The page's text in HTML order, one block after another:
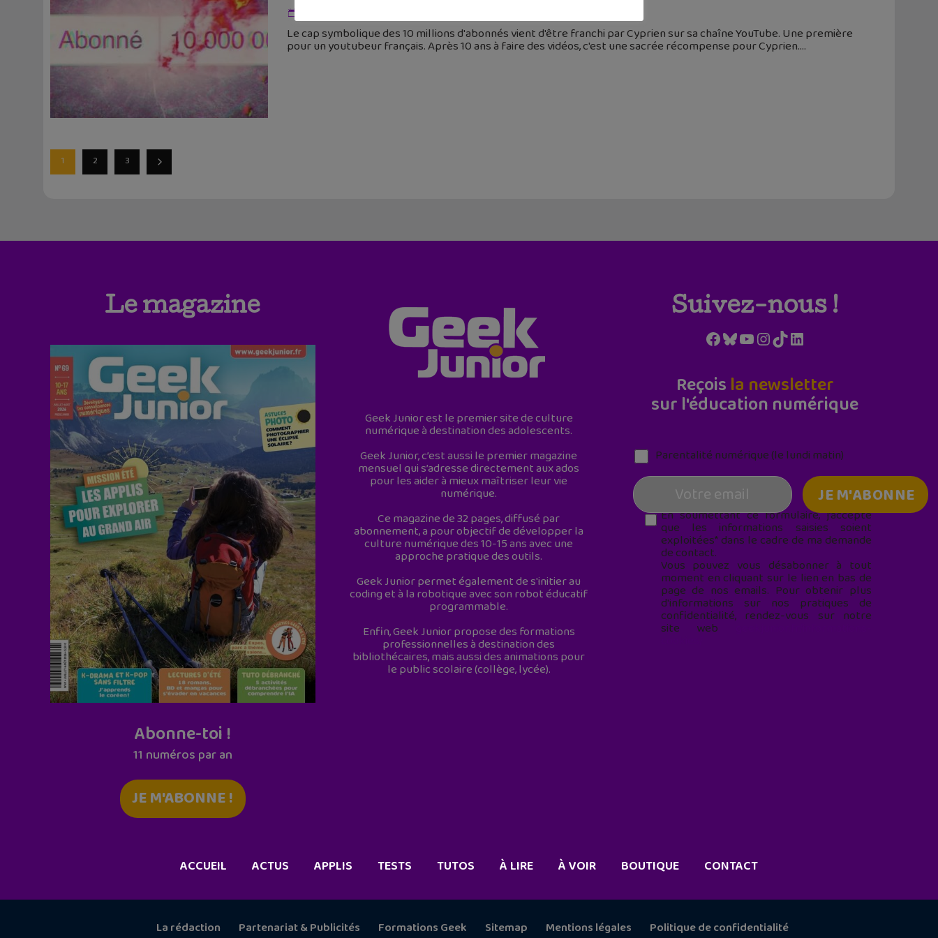
Le cap symbolique des 10 millions d'abonnés vient d'être franchi par Cyprien sur sa chaîne YouTube. Une première
pour un youtubeur français. Après 10 ans à faire des vidéos, c'est une sacrée récompense pour Cyprien.
1 2 3
Le magazine
Abonne-toi !
11 numéros par an
JE M'ABONNE !
Geek Junior est le premier site de culture
numérique à destination des adolescents.
Geek Junior, c’est aussi le premier magazine
mensuel qui s’adresse directement aux ados
pour les aider à mieux maîtriser leur vie
numérique.
Ce magazine de 32 pages, diffusé par
abonnement, a pour objectif de développer la
culture numérique des 10-15 ans avec une
approche pratique des outils.
Geek Junior permet également de s'initier au
coding et à la robotique avec son robot éducatif
programmable.
Enfin, Geek Junior propose des formations
professionnelles à destination des
bibliothécaires, mais aussi des animations pour
le public scolaire (collège, lycée).
Suivez-nous !
Facebook
Bluesky
YouTube
Instagram
TikTokLinkedIn
Reçois la newsletter
sur l'éducation numérique
Parentalité numérique (le lundi matin)
En soumettant ce formulaire, j’accepte
que les informations saisies soient
exploitées* dans le cadre de ma demande
de contact.
Vous pouvez vous désabonner à tout
moment en cliquant sur le lien en bas de
page de nos emails. Pour obtenir plus
d'informations sur nos pratiques de
confidentialité, rendez-vous sur notre
site web
ACCUEIL ACTUS APPLIS TESTS TUTOS À LIRE À VOIR BOUTIQUE CONTACT
La rédaction Partenariat & Publicités Formations Geek Sitemap Mentions légales Politique de confidentialité